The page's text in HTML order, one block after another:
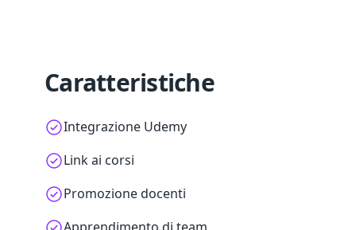
Caratteristiche
Integrazione Udemy
Link ai corsi
Promozione docenti